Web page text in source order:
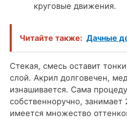
круговые движения.
Читайте также: Дачные
Стекая, смесь оставит
слой. Акрил долговечен,
изнашивается. Сама
собственноручно, занимает
имеется множество